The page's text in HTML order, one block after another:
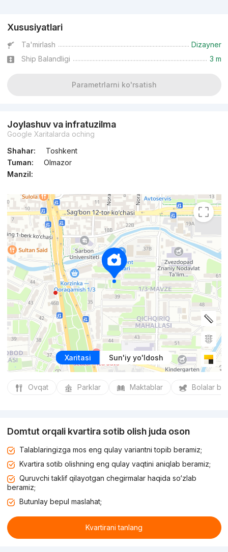
Xususiyatlari
Ta'mirlash
Dizayner
Ship Balandligi
3 m
Parametrlarni ko'rsatish
Joylashuv va infratuzilma
Google Xaritalarda oching
Shahar:
Toshkent
Tuman:
Olmazor
Manzil:
Xaritasi Sun'iy yo'ldosh
Ovqat Parklar Maktablar Bolalar
Domtut orqali kvartira sotib olish juda oson
Talablaringizga mos eng qulay variantni topib beramiz;
Kvartira sotib olishning eng qulay vaqtini aniqlab beramiz;
Quruvchi taklif qilayotgan chegirmalar haqida so‘zlab
beramiz;
Butunlay bepul maslahat;
Kvartirani tanlang